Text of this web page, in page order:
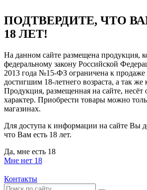
ПОДТВЕРДИТЕ, ЧТО
18 ЛЕТ!
На данном сайте размещена продукция,
федеральному закону Российской
2013 года №15-ФЗ ограничена к
достигшим 18-летнего возраста, а так
Продукция, размещенная на сайте, несёт
характер. Приобрести товары можно
магазинах.
Для доступа к информации на сайте Вы
что Вам есть 18 лет.
Да, мне есть 18
Мне нет 18
Контакты